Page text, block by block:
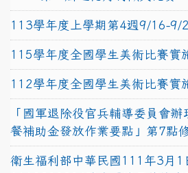
113學年度上學期第4週9/16-9/
115學年度全國學生美術比賽實
112學年度全國學生美術比賽實
「國軍退除役官兵輔導委員會
餐補助金發放作業要點」第7點
衛生福利部中華民國111年3月1